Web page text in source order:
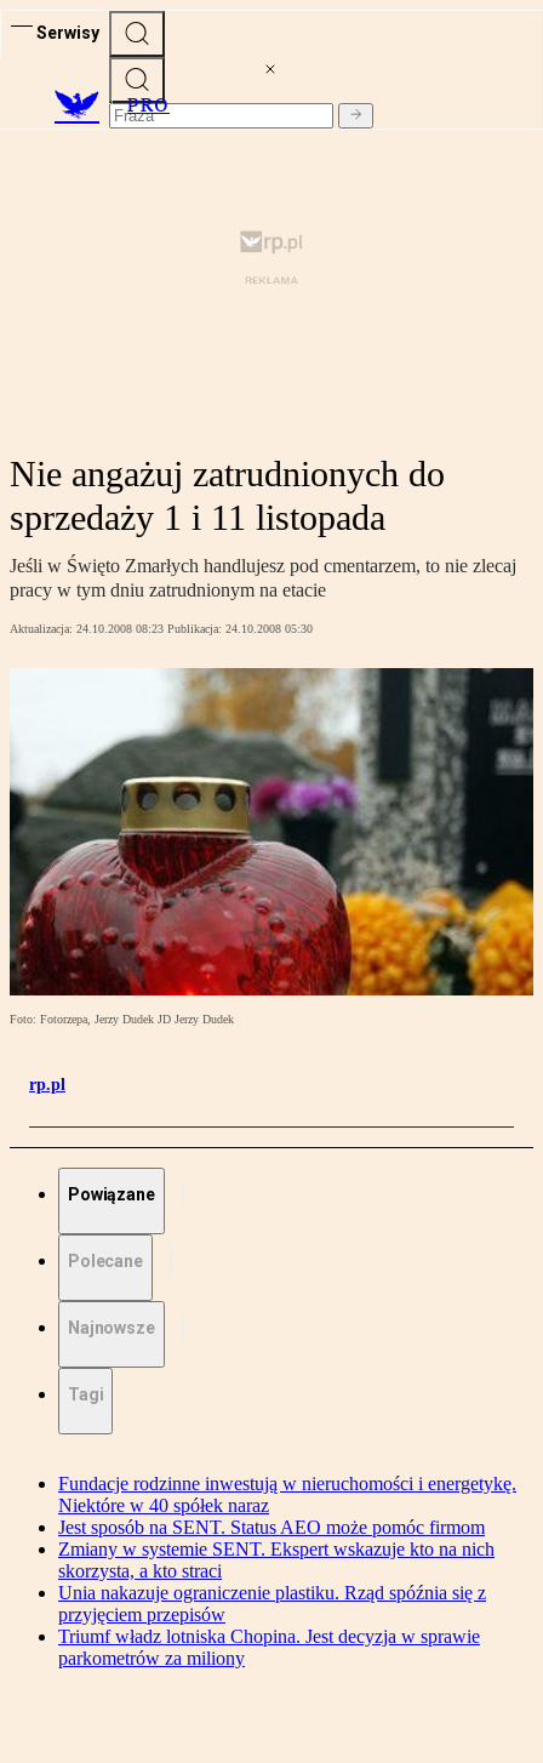
Serwisy
PRO
Nie angażuj zatrudnionych do
sprzedaży 1 i 11 listopada
Jeśli w Święto Zmarłych handlujesz pod cmentarzem, to nie zlecaj
pracy w tym dniu zatrudnionym na etacie
Aktualizacja: 24.10.2008 08:23 Publikacja: 24.10.2008 05:30
Foto: Fotorzepa, Jerzy Dudek JD Jerzy Dudek
rp.pl
Powiązane
Polecane
Najnowsze
Tagi
Fundacje rodzinne inwestują w nieruchomości i energetykę.
Niektóre w 40 spółek naraz
Jest sposób na SENT. Status AEO może pomóc firmom
Zmiany w systemie SENT. Ekspert wskazuje kto na nich
skorzysta, a kto straci
Unia nakazuje ograniczenie plastiku. Rząd spóźnia się z
przyjęciem przepisów
Triumf władz lotniska Chopina. Jest decyzja w sprawie
parkometrów za miliony